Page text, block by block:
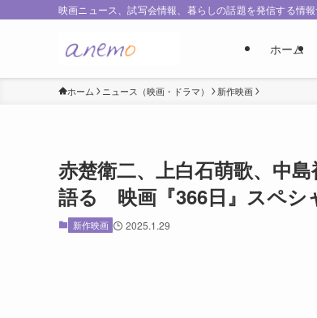
映画ニュース、試写会情報、暮らしの話題を発信する情報
ホーム
ホーム ニュース（映画・ドラマ） 新作映画
赤楚衛二、上白石萌歌、中
語る 映画『366日』スペシ
新作映画 2025.1.29